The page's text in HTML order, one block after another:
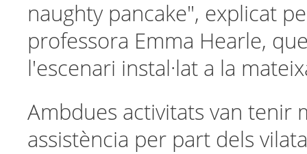
naughty pancake", explicat
professora Emma Hearle,
l'escenari instal·lat a la
Ambdues activitats van tenir
assistència per part dels